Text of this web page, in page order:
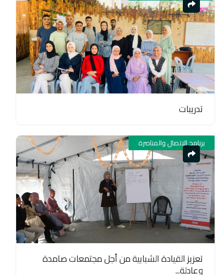
تدريبات
برنامج الاتصال والمناصرة
تعزيز القيادة الشبابية من أجل مجتمعات صامدة
وعادلة...